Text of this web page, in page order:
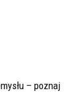
– poznaj